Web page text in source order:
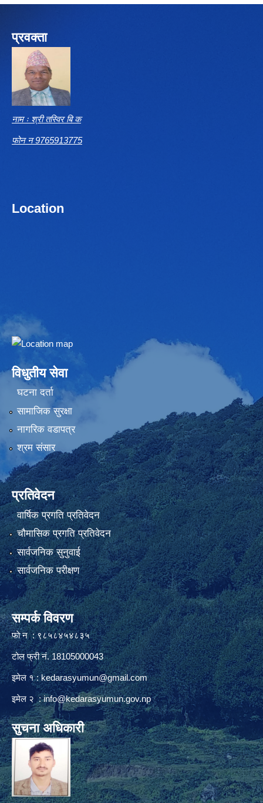
प्रवक्ता
नाम ः श्री तस्विर बि क
फोन न 9765913775
Location
Embed Google Map
विधुतीय सेवा
घटना दर्ता
सामाजिक सुरक्षा
नागरिक वडापत्र
श्रम संसार
प्रतिवेदन
वार्षिक प्रगति प्रतिवेदन
चौमासिक प्रगति प्रतिवेदन
सार्वजनिक सुनुवाई
सार्वजनिक परीक्षण
सम्पर्क विवरण
फाे न : ९८५८४५४८३५
टोल फ्री नं. 18105000043
इमेल १ :kedarasyumun@gmail.com
इमेल २ :info@kedarasyumun.gov.np
सुचना अधिकारी